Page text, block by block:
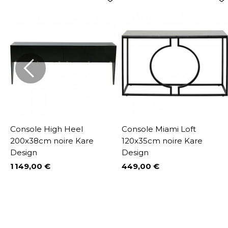
Console High Heel
200x38cm noire Kare
Design
Prix
1 149,00 €
Console Miami Loft
120x35cm noire Kare
Design
Prix
449,00 €